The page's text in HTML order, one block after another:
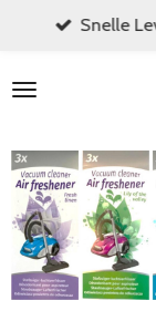
naar
hoofdinhoud
Snelle